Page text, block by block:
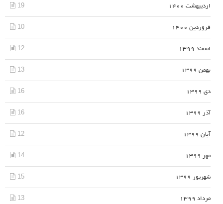
اردیبهشت 1400 19
فروردین 1400 10
اسفند 1399 12
بهمن 1399 13
دی 1399 16
آذر 1399 16
آبان 1399 12
مهر 1399 14
شهریور 1399 15
مرداد 1399 13